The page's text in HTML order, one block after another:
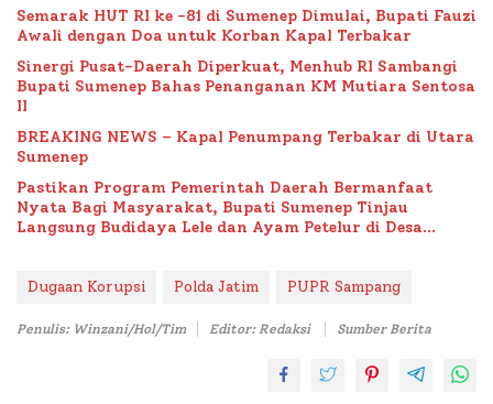
Semarak HUT RI ke -81 di Sumenep Dimulai, Bupati Fauzi
Awali dengan Doa untuk Korban Kapal Terbakar
Sinergi Pusat-Daerah Diperkuat, Menhub RI Sambangi
Bupati Sumenep Bahas Penanganan KM Mutiara Sentosa
II
BREAKING NEWS – Kapal Penumpang Terbakar di Utara
Sumenep
Pastikan Program Pemerintah Daerah Bermanfaat
Nyata Bagi Masyarakat, Bupati Sumenep Tinjau
Langsung Budidaya Lele dan Ayam Petelur di Desa
Dugaan Korupsi Polda Jatim PUPR Sampang
Penulis: Winzani/Hol/Tim Editor: Redaksi Sumber Berita